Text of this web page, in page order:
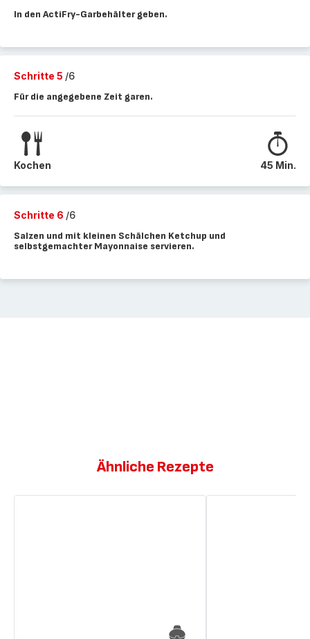
In den ActiFry-Garbehälter geben.
Schritte 5 /6
Für die angegebene Zeit garen.
Kochen 45 Min.
Schritte 6 /6
Salzen und mit kleinen Schälchen Ketchup und
selbstgemachter Mayonnaise servieren.
Ähnliche Rezepte